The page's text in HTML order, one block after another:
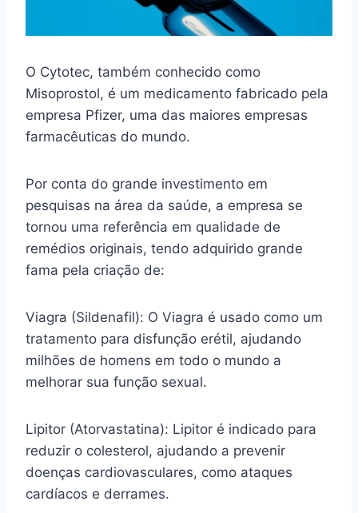
O Cytotec, também conhecido como
Misoprostol, é um medicamento fabricado pela
empresa Pfizer, uma das maiores empresas
farmacêuticas do mundo.
Por conta do grande investimento em
pesquisas na área da saúde, a empresa se
tornou uma referência em qualidade de
remédios originais, tendo adquirido grande
fama pela criação de:
Viagra (Sildenafil): O Viagra é usado como um
tratamento para disfunção erétil, ajudando
milhões de homens em todo o mundo a
melhorar sua função sexual.
Lipitor (Atorvastatina): Lipitor é indicado para
reduzir o colesterol, ajudando a prevenir
doenças cardiovasculares, como ataques
cardíacos e derrames.